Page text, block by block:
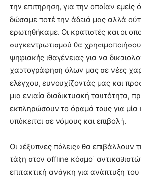
την επιτήρηση, για την οποίαν εμείς
δώσαμε ποτέ την άδειά μας αλλά
ερωτηθήκαμε. Οι κρατιστές και οι
συγκεντρωτισμού θα
ψηφιακής ιθαγένειας για να
χαρτογράφηση όλων μας σε νέες
ελέγχου, ευνουχίζοντάς μας και
μια ενιαία διαδικτυακή ταυτότητα,
εκπληρώσουν το όραμά τους για μία
υπόκειται σε νόμους και επιβολή.
Οι «έξυπνες πόλεις» θα επιβάλλουν
τάξη στον offline κόσμο˙
επιτακτική ανάγκη για ανάπτυξη